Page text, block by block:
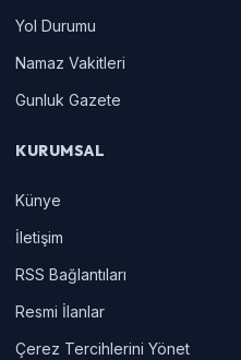
Yol Durumu
Namaz Vakitleri
Gunluk Gazete
KURUMSAL
Künye
İletişim
RSS Bağlantıları
Resmi İlanlar
Çerez Tercihlerini Yönet